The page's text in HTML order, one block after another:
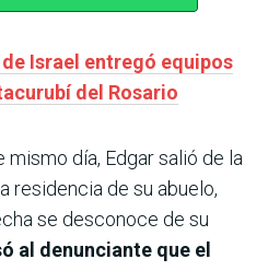
Israel entregó equipos
del Rosario
día, Edgar salió de la
residencia de su abuelo,
se desconoce de su
al denunciante que el